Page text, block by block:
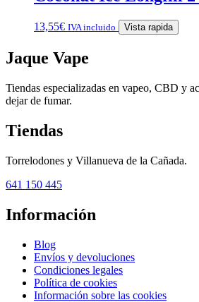
13,55€ IVA incluido Vista rapida
Jaque Vape
Tiendas especializadas en vapeo, CBD y
dejar de fumar.
Tiendas
Torrelodones y Villanueva de la Cañada.
641 150 445
Información
Blog
Envíos y devoluciones
Condiciones legales
Política de cookies
Información sobre las cookies